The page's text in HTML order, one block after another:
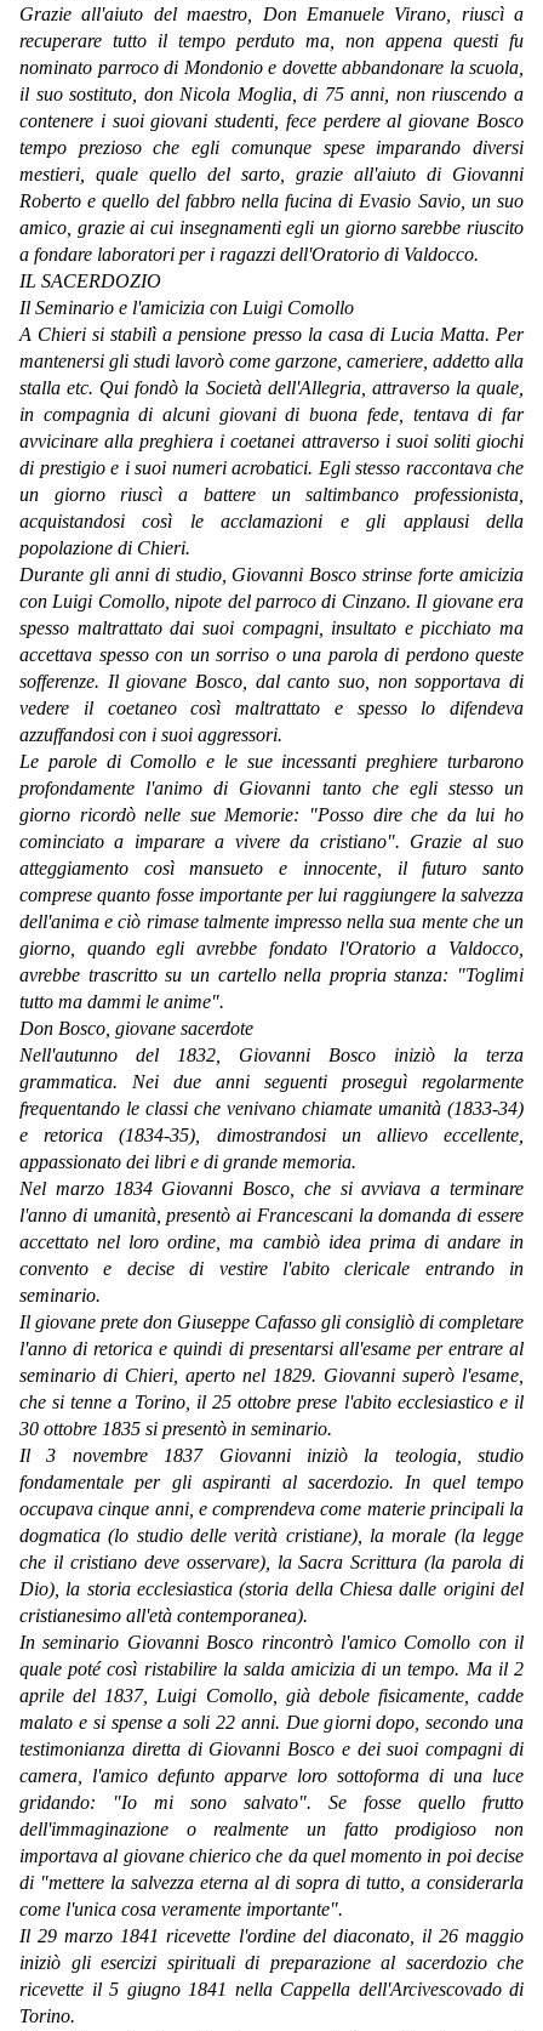
Grazie all'aiuto del maestro, Don Emanuele Virano, riuscì a
recuperare tutto il tempo perduto ma, non appena questi fu
nominato parroco di Mondonio e dovette abbandonare la scuola,
il suo sostituto, don Nicola Moglia, di 75 anni, non riuscendo a
contenere i suoi giovani studenti, fece perdere al giovane Bosco
tempo prezioso che egli comunque spese imparando diversi
mestieri, quale quello del sarto, grazie all'aiuto di Giovanni
Roberto e quello del fabbro nella fucina di Evasio Savio, un suo
amico, grazie ai cui insegnamenti egli un giorno sarebbe riuscito
a fondare laboratori per i ragazzi dell'Oratorio di Valdocco.
IL SACERDOZIO
Il Seminario e l'amicizia con Luigi Comollo
A Chieri si stabilì a pensione presso la casa di Lucia Matta. Per
mantenersi gli studi lavorò come garzone, cameriere, addetto alla
stalla etc. Qui fondò la Società dell'Allegria, attraverso la quale,
in compagnia di alcuni giovani di buona fede, tentava di far
avvicinare alla preghiera i coetanei attraverso i suoi soliti giochi
di prestigio e i suoi numeri acrobatici. Egli stesso raccontava che
un giorno riuscì a battere un saltimbanco professionista,
acquistandosi così le acclamazioni e gli applausi della
popolazione di Chieri.
Durante gli anni di studio, Giovanni Bosco strinse forte amicizia
con Luigi Comollo, nipote del parroco di Cinzano. Il giovane era
spesso maltrattato dai suoi compagni, insultato e picchiato ma
accettava spesso con un sorriso o una parola di perdono queste
sofferenze. Il giovane Bosco, dal canto suo, non sopportava di
vedere il coetaneo così maltrattato e spesso lo difendeva
azzuffandosi con i suoi aggressori.
Le parole di Comollo e le sue incessanti preghiere turbarono
profondamente l'animo di Giovanni tanto che egli stesso un
giorno ricordò nelle sue Memorie: "Posso dire che da lui ho
cominciato a imparare a vivere da cristiano". Grazie al suo
atteggiamento così mansueto e innocente, il futuro santo
comprese quanto fosse importante per lui raggiungere la salvezza
dell'anima e ciò rimase talmente impresso nella sua mente che un
giorno, quando egli avrebbe fondato l'Oratorio a Valdocco,
avrebbe trascritto su un cartello nella propria stanza: "Toglimi
tutto ma dammi le anime".
Don Bosco, giovane sacerdote
Nell'autunno del 1832, Giovanni Bosco iniziò la terza
grammatica. Nei due anni seguenti proseguì regolarmente
frequentando le classi che venivano chiamate umanità (1833-34)
e retorica (1834-35), dimostrandosi un allievo eccellente,
appassionato dei libri e di grande memoria.
Nel marzo 1834 Giovanni Bosco, che si avviava a terminare
l'anno di umanità, presentò ai Francescani la domanda di essere
accettato nel loro ordine, ma cambiò idea prima di andare in
convento e decise di vestire l'abito clericale entrando in
seminario.
Il giovane prete don Giuseppe Cafasso gli consigliò di completare
l'anno di retorica e quindi di presentarsi all'esame per entrare al
seminario di Chieri, aperto nel 1829. Giovanni superò l'esame,
che si tenne a Torino, il 25 ottobre prese l'abito ecclesiastico e il
30 ottobre 1835 si presentò in seminario.
Il 3 novembre 1837 Giovanni iniziò la teologia, studio
fondamentale per gli aspiranti al sacerdozio. In quel tempo
occupava cinque anni, e comprendeva come materie principali la
dogmatica (lo studio delle verità cristiane), la morale (la legge
che il cristiano deve osservare), la Sacra Scrittura (la parola di
Dio), la storia ecclesiastica (storia della Chiesa dalle origini del
cristianesimo all'età contemporanea).
In seminario Giovanni Bosco rincontrò l'amico Comollo con il
quale poté così ristabilire la salda amicizia di un tempo. Ma il 2
aprile del 1837, Luigi Comollo, già debole fisicamente, cadde
malato e si spense a soli 22 anni. Due giorni dopo, secondo una
testimonianza diretta di Giovanni Bosco e dei suoi compagni di
camera, l'amico defunto apparve loro sottoforma di una luce
gridando: "Io mi sono salvato". Se fosse quello frutto
dell'immaginazione o realmente un fatto prodigioso non
importava al giovane chierico che da quel momento in poi decise
di "mettere la salvezza eterna al di sopra di tutto, a considerarla
come l'unica cosa veramente importante".
Il 29 marzo 1841 ricevette l'ordine del diaconato, il 26 maggio
iniziò gli esercizi spirituali di preparazione al sacerdozio che
ricevette il 5 giugno 1841 nella Cappella dell'Arcivescovado di
Torino.